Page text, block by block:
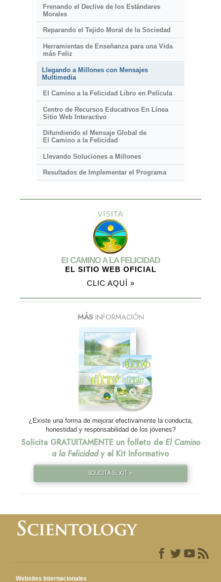
Frenando el Declive de los Estándares
Morales
Reparando el Tejido Moral de la Sociedad
Herramientas de Enseñanza para una Vida
más Feliz
Llegando a Millones con Mensajes
Multimedia
El Camino a la Felicidad Libro en Película
Centro de Recursos Educativos En Línea
Sitio Web Interactivo
Difundiendo el Mensaje Global de
El Camino a la Felicidad
Llevando Soluciones a Millones
Resultados de Implementar el Programa
VISITA
El CAMINO A LA FELICIDAD
EL SITIO WEB OFICIAL
CLIC AQUÍ »
MÁSINFORMACIÓN
¿Existe una forma de mejorar efectivamente la conducta,
honestidad y responsabilidad de los jóvenes?
Solicita GRATUITAMENTE un folleto de El Camino
a la Felicidady el Kit Informativo
SOLICITA EL KIT »
Websites Internacionales